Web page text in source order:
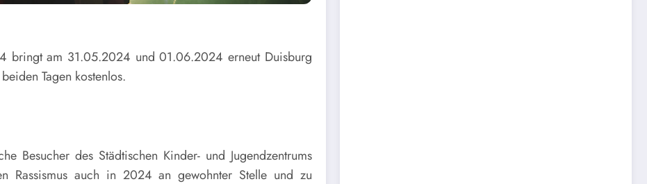
bringt am 31.05.2024 und 01.06.2024 erneut Duisburg
Tagen kostenlos.
Besucher des Städtischen Kinder- und Jugendzentrums
Rassismus auch in 2024 an gewohnter Stelle und zu